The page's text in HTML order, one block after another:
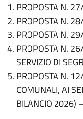
PROPOSTA N.
PROPOSTA N.
PROPOSTA N.
PROPOSTA N.
SERVIZIO DI
PROPOSTA N.
COMUNALI, AI
BILANCIO 2026)